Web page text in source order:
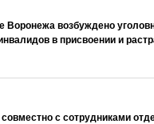
возбуждено
в присвоении и
с сотрудниками